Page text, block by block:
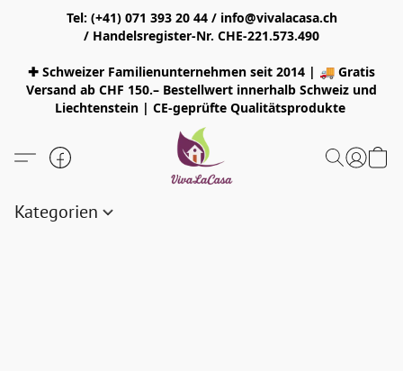
Tel: (+41) 071 393 20 44 / info@vivalacasa.ch
/ Handelsregister-Nr. CHE-221.573.490
✚ Schweizer Familienunternehmen seit 2014 | 🚚 Gratis
Versand ab CHF 150.– Bestellwert innerhalb Schweiz und
Liechtenstein | CE-geprüfte Qualitätsprodukte
Kategorien